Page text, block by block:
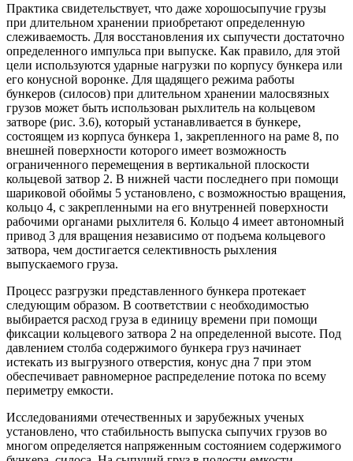
Практика свидетельствует, что даже хорошосыпучие грузы
при длительном хранении приобретают определенную
слеживаемость. Для восстановления их сыпучести достаточно
определенного импульса при выпуске. Как правило, для этой
цели используются ударные нагрузки по корпусу бункера или
его конусной воронке. Для щадящего режима работы
бункеров (силосов) при длительном хранении малосвязных
грузов может быть использован рыхлитель на кольцевом
затворе (рис. 3.6), который устанавливается в бункере,
состоящем из корпуса бункера 1, закрепленного на раме 8, по
внешней поверхности которого имеет возможность
ограниченного перемещения в вертикальной плоскости
кольцевой затвор 2. В нижней части последнего при помощи
шариковой обоймы 5 установлено, с возможностью вращения,
кольцо 4, с закрепленными на его внутренней поверхности
рабочими органами рыхлителя 6. Кольцо 4 имеет автономный
привод 3 для вращения независимо от подъема кольцевого
затвора, чем достигается селективность рыхления
выпускаемого груза.
Процесс разгрузки представленного бункера протекает
следующим образом. В соответствии с необходимостью
выбирается расход груза в единицу времени при помощи
фиксации кольцевого затвора 2 на определенной высоте. Под
давлением столба содержимого бункера груз начинает
истекать из выгрузного отверстия, конус дна 7 при этом
обеспечивает равномерное распределение потока по всему
периметру емкости.
Исследованиями отечественных и зарубежных ученых
установлено, что стабильность выпуска сыпучих грузов во
многом определяется напряженным состоянием содержимого